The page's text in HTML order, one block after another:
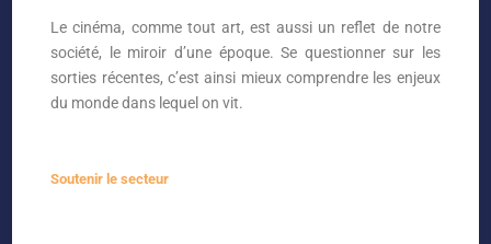
Le cinéma, comme tout art, est aussi un reflet de notre
société, le miroir d’une époque. Se questionner sur les
sorties récentes, c’est ainsi mieux comprendre les enjeux
du monde dans lequel on vit.
Soutenir le secteur